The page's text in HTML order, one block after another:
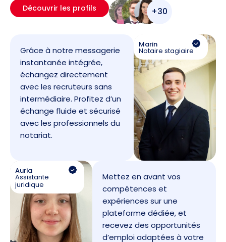
Découvrir les profils +30
Grâce à notre messagerie
instantanée intégrée,
échangez directement
avec les recruteurs sans
intermédiaire. Profitez d’un
échange fluide et sécurisé
avec les professionnels du
notariat.
Marin
Notaire stagiaire
Auria
Assistante
juridique
Mettez en avant vos
compétences et
expériences sur une
plateforme dédiée, et
recevez des opportunités
d’emploi adaptées à votre